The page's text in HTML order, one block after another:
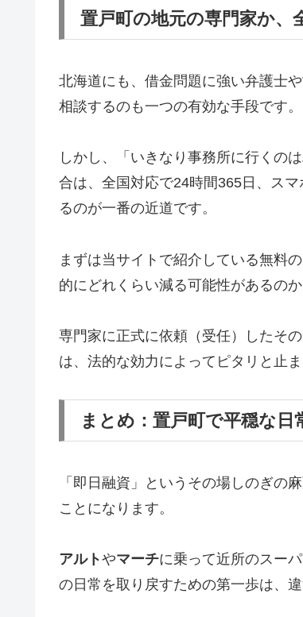
置戸町の地元の専門家か、
北海道にも、借金問題に強い弁護士
相談するのも一つの有効な手段です。
しかし、「いきなり事務所に行くの
合は、全国対応で24時間365日、ス
るのが一番の近道です。
まずは当サイトで紹介している無料
的にどれくらい減る可能性があるの
専門家に正式に依頼（受任）したそ
は、法的な効力によってピタリと止ま
まとめ：置戸町で平穏な日
「即日融資」というその場しのぎの
ことになります。
アルトやマーチに乗って近所のスー
の日常を取り戻すための第一歩は、